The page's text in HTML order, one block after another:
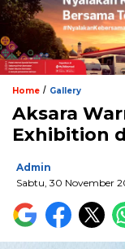
Home / Gallery
Aksara
Exhibition
Admin
Sabtu, 30 November